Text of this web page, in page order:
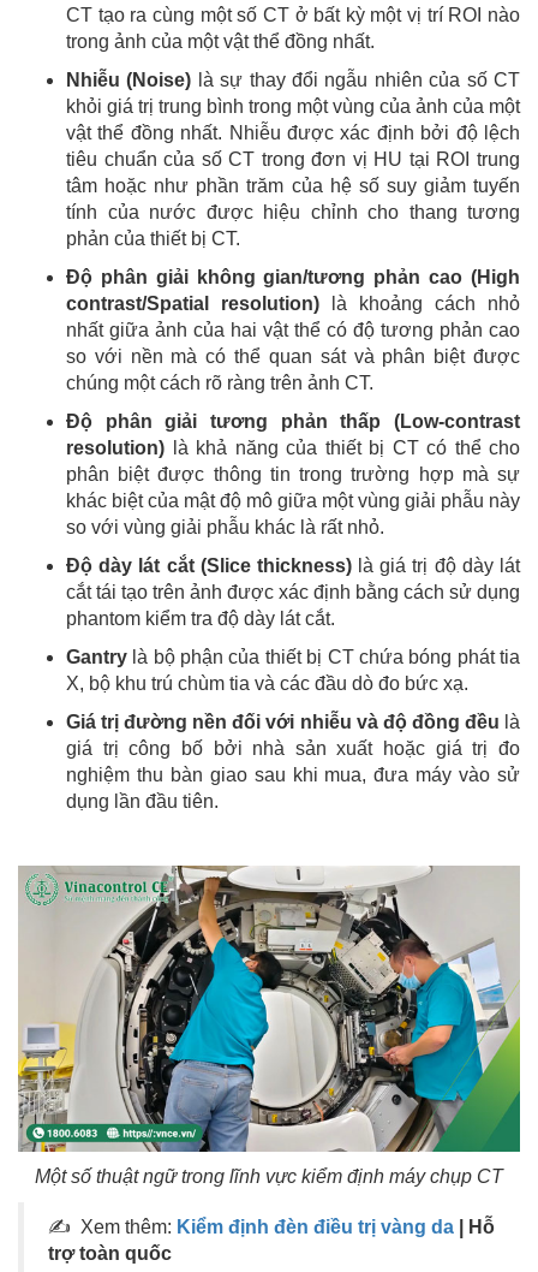
CT tạo ra cùng một số CT ở bất kỳ một vị trí ROI nào
trong ảnh của một vật thể đồng nhất.
Nhiễu (Noise) là sự thay đổi ngẫu nhiên của số CT
khỏi giá trị trung bình trong một vùng của ảnh của một
vật thể đồng nhất. Nhiễu được xác định bởi độ lệch
tiêu chuẩn của số CT trong đơn vị HU tại ROI trung
tâm hoặc như phần trăm của hệ số suy giảm tuyến
tính của nước được hiệu chỉnh cho thang tương
phản của thiết bị CT.
Độ phân giải không gian/tương phản cao (High
contrast/Spatial resolution)
là khoảng cách nhỏ
nhất giữa ảnh của hai vật thể có độ tương phản cao
so với nền mà có thể quan sát và phân biệt được
chúng một cách rõ ràng trên ảnh CT.
Độ phân giải tương phản thấp (Low-contrast
resolution)
là khả năng của thiết bị CT có thể cho
phân biệt được thông tin trong trường hợp mà sự
khác biệt của mật độ mô giữa một vùng giải phẫu này
so với vùng giải phẫu khác là rất nhỏ.
Độ dày lát cắt (Slice thickness)là giá trị độ dày lát
cắt tái tạo trên ảnh được xác định bằng cách sử dụng
phantom kiểm tra độ dày lát cắt.
Gantry là bộ phận của thiết bị CT chứa bóng phát tia
X, bộ khu trú chùm tia và các đầu dò đo bức xạ.
Giá trị đường nền đối với nhiễu và độ đồng đều là
giá trị công bố bởi nhà sản xuất hoặc giá trị đo
nghiệm thu bàn giao sau khi mua, đưa máy vào sử
dụng lần đầu tiên.
Một số thuật ngữ trong lĩnh vực kiểm định máy chụp CT
✍ Xem thêm: Kiểm định đèn điều trị vàng da
| Hỗ
trợ toàn quốc